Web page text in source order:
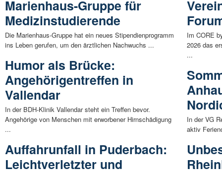
Marienhaus-Gruppe für
Medizinstudierende
Die Marienhaus-Gruppe hat ein neues Stipendienprogramm
ins Leben gerufen, um den ärztlichen Nachwuchs ...
Humor als Brücke:
Angehörigentreffen in
Vallendar
In der BDH-Klinik Vallendar steht ein Treffen bevor.
Angehörige von Menschen mit erworbener Hirnschädigung
...
Auffahrunfall in Puderbach:
Leichtverletzter und
Im CORE
2026 das
...
In der VG
aktiv